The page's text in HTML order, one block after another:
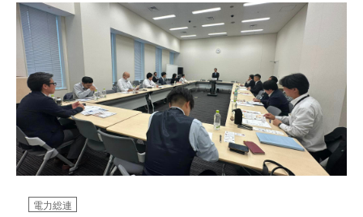
電力総連